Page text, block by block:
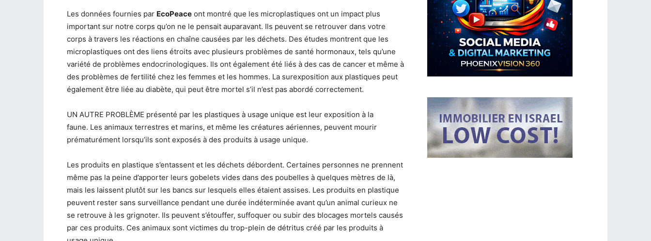
Les données fournies par EcoPeace ont montré que les microplastiques ont un impact plus
important sur notre corps qu’on ne le pensait auparavant. Ils peuvent se retrouver dans votre
corps à travers les réactions en chaîne causées par les déchets. Des études montrent que les
microplastiques ont des liens étroits avec plusieurs problèmes de santé hormonaux, tels qu’une
variété de problèmes endocrinologiques. Ils ont également été liés à des cas de cancer et même à
des problèmes de fertilité chez les femmes et les hommes. La surexposition aux plastiques peut
également être liée au diabète, qui peut être mortel s’il n’est pas abordé correctement.
UN AUTRE PROBLÈME présenté par les plastiques à usage unique est leur exposition à la
faune. Les animaux terrestres et marins, et même les créatures aériennes, peuvent mourir
prématurément lorsqu’ils sont exposés à des produits à usage unique.
Les produits en plastique s’entassent et les déchets débordent. Certaines personnes ne prennent
même pas la peine d’apporter leurs gobelets vides dans des poubelles à quelques mètres de là,
mais les laissent plutôt sur les bancs sur lesquels elles étaient assises. Les produits en plastique
peuvent rester sans surveillance pendant une durée indéterminée avant qu’un animal curieux ne
se retrouve à les grignoter. Ils peuvent s’étouffer, suffoquer ou subir des blocages mortels causés
par ces produits. Ces animaux sont victimes du trop-plein de détritus créé par les produits à